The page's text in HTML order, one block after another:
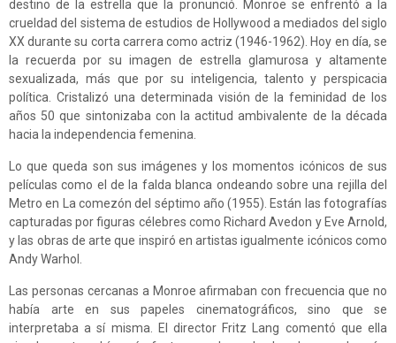
destino de la estrella que la pronunció. Monroe se enfrentó a la
crueldad del sistema de estudios de Hollywood a mediados del siglo
XX durante su corta carrera como actriz (1946-1962). Hoy en día, se
la recuerda por su imagen de estrella glamurosa y altamente
sexualizada, más que por su inteligencia, talento y perspicacia
política. Cristalizó una determinada visión de la feminidad de los
años 50 que sintonizaba con la actitud ambivalente de la década
hacia la independencia femenina.
Lo que queda son sus imágenes y los momentos icónicos de sus
películas como el de la falda blanca ondeando sobre una rejilla del
Metro en La comezón del séptimo año (1955). Están las fotografías
capturadas por figuras célebres como Richard Avedon y Eve Arnold,
y las obras de arte que inspiró en artistas igualmente icónicos como
Andy Warhol.
Las personas cercanas a Monroe afirmaban con frecuencia que no
había arte en sus papeles cinematográficos, sino que se
interpretaba a sí misma. El director Fritz Lang comentó que ella